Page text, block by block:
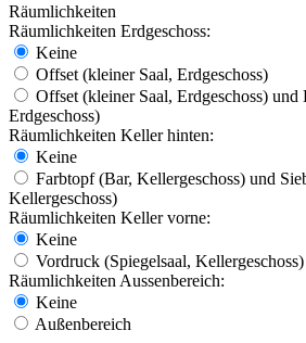
Räumlichkeiten
Räumlichkeiten Erdgeschoss:
Keine
Offset (kleiner Saal, Erdgeschoss)
Offset (kleiner Saal, Erdgeschoss) und
Erdgeschoss)
Räumlichkeiten Keller hinten:
Keine
Farbtopf (Bar, Kellergeschoss) und
Kellergeschoss)
Räumlichkeiten Keller vorne:
Keine
Vordruck (Spiegelsaal, Kellergeschoss)
Räumlichkeiten Aussenbereich:
Keine
Außenbereich